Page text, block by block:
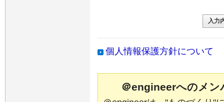
個人情報保護方針について
＠engineerへのメン